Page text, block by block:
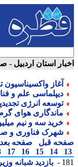
استان اردبیل -
آغاز واکسیناسیون
دیپلماسی علم و
توسعه انرژی تجدیدپذیر در 317 مدرسه
ماندگاری هوای گرم تا
خرید سه و نیم
شهرک فناوری و صنفی
قبل صفحه بعد 1
14
15
16
17
18
بازدید شبانه